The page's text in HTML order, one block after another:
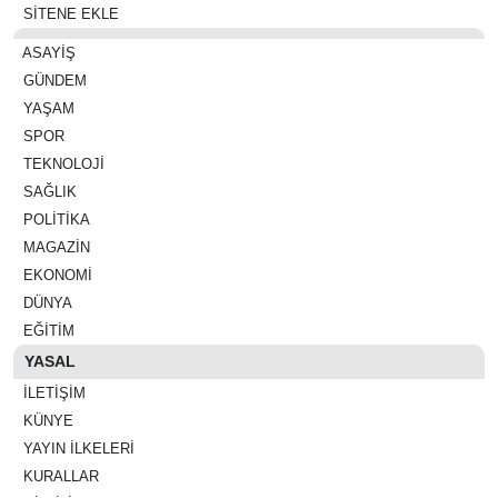
SİTENE EKLE
ASAYIŞ
GÜNDEM
YAŞAM
SPOR
TEKNOLOJI
SAĞLIK
POLITIKA
MAGAZIN
EKONOMI
DÜNYA
EĞITIM
YASAL
İLETIŞIM
KÜNYE
YAYIN İLKELERI
KURALLAR